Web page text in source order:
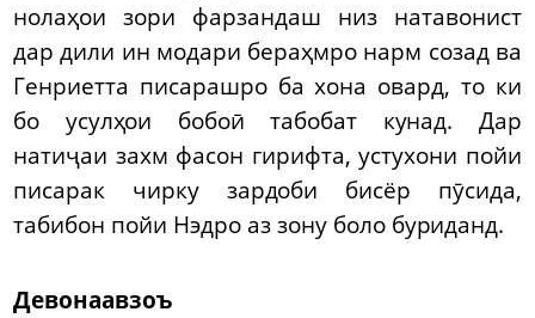
нолаҳои зори фарзандаш низ натавонист
дар дили ин модари бераҳмро нарм созад ва
Генриетта писарашро ба хона овард, то ки
бо усулҳои бобоӣ табобат кунад. Дар
натиҷаи захм фасон гирифта, устухони пойи
писарак чирку зардоби бисёр пӯсида,
табибон пойи Нэдро аз зону боло буриданд.
Девонаавзоъ